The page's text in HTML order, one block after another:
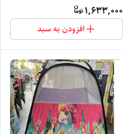
1,633,000
افزودن به سبد